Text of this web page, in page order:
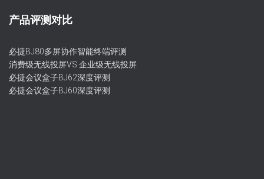
产品评测对比
必捷BJ80多屏协作智能终端评测
消费级无线投屏VS 企业级无线投屏
必捷会议盒子BJ62深度评测
必捷会议盒子BJ60深度评测